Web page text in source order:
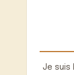
Je suis